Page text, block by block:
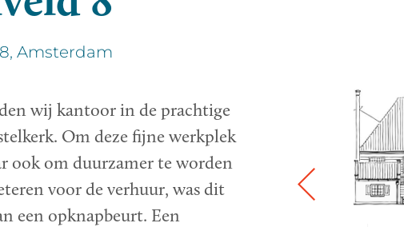
Amsterdam
wij kantoor in de prachtige
Om deze fijne werkplek
ook om duurzamer te worden
voor de verhuur, was dit
een opknapbeurt. Een